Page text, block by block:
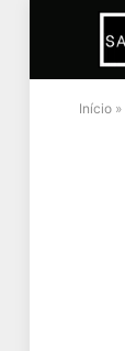
Início »